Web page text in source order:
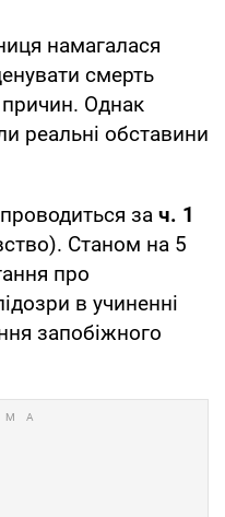
намагалася
смерть
причин. Однак
реальні обставини
за ч. 1
Станом на 5
про
в учиненні
запобіжного